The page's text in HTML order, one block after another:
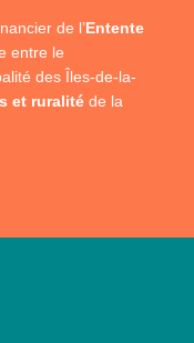
de l’Entente
entre le
des Îles-de-la-
et ruralité de la